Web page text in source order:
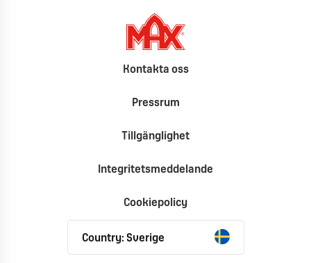
Kontakta oss
Pressrum
Tillgänglighet
Integritetsmeddelande
Cookiepolicy
Country: Sverige